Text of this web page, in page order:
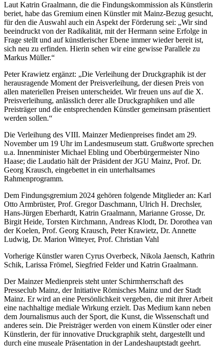
Laut Katrin Graalmann, die die Findungskommission als Künstlerin
beriet, habe das Gremium einen Künstler mit Mainz-Bezug gesucht,
für den die Auswahl auch ein Aspekt der Förderung sei: „Wir sind
beeindruckt von der Radikalität, mit der Hermann seine Erfolge in
Frage stellt und auf künstlerischer Ebene immer wieder bereit ist,
sich neu zu erfinden. Hierin sehen wir eine gewisse Parallele zu
Markus Müller.“
Peter Krawietz ergänzt: „Die Verleihung der Druckgraphik ist der
herausragende Moment der Preisverleihung, der diesen Preis von
allen materiellen Preisen unterscheidet. Wir freuen uns auf die X.
Preisverleihung, anlässlich derer alle Druckgraphiken und alle
Preisträger und die entsprechenden Künstler gemeinsam präsentiert
werden sollen.“
Die Verleihung des VIII. Mainzer Medienpreises findet am 29.
November um 19 Uhr im Landesmuseum statt. Grußworte sprechen
u.a. Innenminister Michael Ebling und Oberbürgermeister Nino
Haase; die Laudatio hält der Präsident der JGU Mainz, Prof. Dr.
Georg Krausch, eingebettet in ein unterhaltsames
Rahmenprogramm.
Dem Findungsgremium 2024 gehören folgende Mitglieder an: Karl
Otto Armbrüster, Prof. Gregor Daschmann, Ulrich H. Drechsler,
Hans-Jürgen Eberhardt, Katrin Graalmann, Marianne Grosse, Dr.
Birgit Heide, Torsten Kirchmann, Andreas Klodt, Dr. Dorothea van
der Koelen, Prof. Georg Krausch, Peter Krawietz, Dr. Annette
Ludwig, Dr. Marion Witteyer, Prof. Christian Vahl
Vorherige Künstler waren Cyrus Overbeck, Nikola Jaensch, Kathrin
Schik, Larissa Frömel, Siegfried Felder und Katrin Graalmann.
Der Mainzer Medienpreis steht unter Schirmherrschaft des
Presseclub Mainz, der Initiative Römisches Mainz und der Stadt
Mainz. Er wird an eine Persönlichkeit vergeben, die mit ihrer Arbeit
eine nachhaltige mediale Wirkung erzielt. Das Medium kann neben
dem Journalismus auch der Sport, die Kunst, die Wissenschaft und
anderes sein. Die Preisträger werden von einem Künstler oder einer
Künstlerin, der für innovative Druckgraphik steht, dargestellt und
durch eine museale Präsentation in der Landeshauptstadt geehrt.